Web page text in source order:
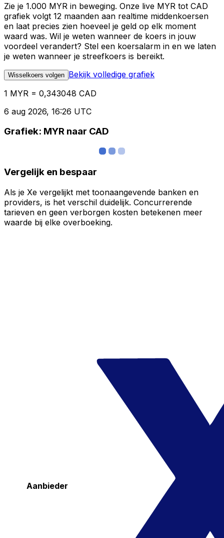
Zie je 1.000 MYR in beweging. Onze live MYR tot CAD
grafiek volgt 12 maanden aan realtime middenkoersen
en laat precies zien hoeveel je geld op elk moment
waard was. Wil je weten wanneer de koers in jouw
voordeel verandert? Stel een koersalarm in en we laten
je weten wanneer je streefkoers is bereikt.
Wisselkoers volgen Bekijk volledige grafiek
1 MYR = 0,343048 CAD
6 aug 2026, 16:26 UTC
Grafiek: MYR naar CAD
Vergelijk en bespaar
Als je Xe vergelijkt met toonaangevende banken en
providers, is het verschil duidelijk. Concurrerende
tarieven en geen verborgen kosten betekenen meer
waarde bij elke overboeking.
Aanbieder